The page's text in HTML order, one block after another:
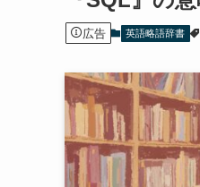
広告 英語略語辞書